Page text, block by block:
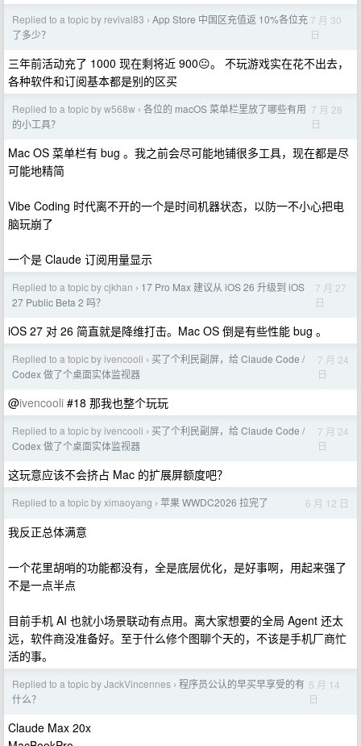
Replied to a topic by revival83 › App Store 中国区充值返 10%各位充
了多少？
7 月 30
日
三年前活动充了 1000 现在剩将近 900😐。 不玩游戏实在花不出去，
各种软件和订阅基本都是别的区买
Replied to a topic by w568w › 各位的 macOS 菜单栏里放了哪些有用
的小工具？
7 月 28
日
Mac OS 菜单栏有 bug 。我之前会尽可能地铺很多工具，现在都是尽
可能地精简
Vibe Coding 时代离不开的一个是时间机器状态，以防一不小心把电
脑玩崩了
一个是 Claude 订阅用量显示
Replied to a topic by cjkhan › 17 Pro Max 建议从 iOS 26 升级到 iOS
27 Public Beta 2 吗？
7 月 27
日
iOS 27 对 26 简直就是降维打击。Mac OS 倒是有些性能 bug 。
Replied to a topic by ivencooli › 买了个利民副屏，给 Claude Code /
Codex 做了个桌面实体监视器
7 月 24
日
@ivencooli #18 那我也整个玩玩
Replied to a topic by ivencooli › 买了个利民副屏，给 Claude Code /
Codex 做了个桌面实体监视器
7 月 24
日
这玩意应该不会挤占 Mac 的扩展屏额度吧？
Replied to a topic by ximaoyang › 苹果 WWDC2026 拉完了 6 月 12 日
我反正总体满意
一个花里胡哨的功能都没有，全是底层优化，是好事啊，用起来强了
不是一点半点
目前手机 AI 也就小场景联动有点用。离大家想要的全局 Agent 还太
远，软件商没准备好。至于什么修个图聊个天的，不该是手机厂商忙
活的事。
Replied to a topic by JackVincennes › 程序员公认的早买早享受的有
什么？
5 月 14
日
Claude Max 20x